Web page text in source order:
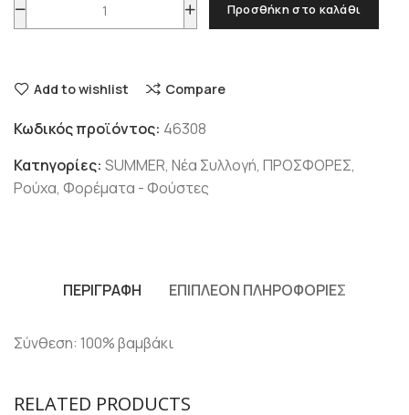
Προσθήκη στο καλάθι
Add to wishlist Compare
Κωδικός προϊόντος: 46308
Κατηγορίες: SUMMER, Νέα Συλλογή, ΠΡΟΣΦΟΡΕΣ,
Ρούχα, Φορέματα - Φούστες
ΠΕΡΙΓΡΑΦΉ ΕΠΙΠΛΈΟΝ ΠΛΗΡΟΦΟΡΊΕΣ
Σύνθεση: 100% βαμβάκι
RELATED PRODUCTS